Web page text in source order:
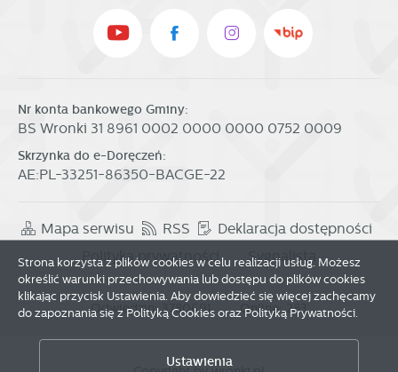
Nr konta bankowego Gminy:
BS Wronki 31 8961 0002 0000 0000 0752 0009
Skrzynka do e-Doręczeń:
AE:PL-33251-86350-BACGE-22
Mapa serwisu RSS
Deklaracja dostępności
Polityka prywatności
Sygnalista
Odwiedzin: 3780691 Online: 283
Strona korzysta z plików cookies w celu realizacji usług. Możesz
określić warunki przechowywania lub dostępu do plików cookies
klikając przycisk Ustawienia. Aby dowiedzieć się więcej zachęcamy
do zapoznania się z Polityką Cookies oraz Polityką Prywatności.
Ustawienia